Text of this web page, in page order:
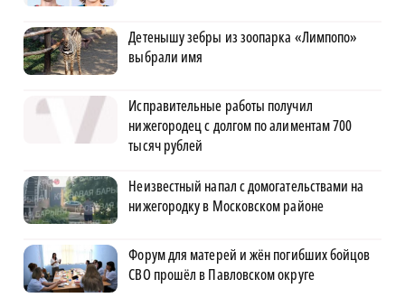
Детенышу зебры из зоопарка «Лимпопо»
выбрали имя
Исправительные работы получил
нижегородец с долгом по алиментам 700
тысяч рублей
Неизвестный напал с домогательствами на
нижегородку в Московском районе
Форум для матерей и жён погибших бойцов
СВО прошёл в Павловском округе